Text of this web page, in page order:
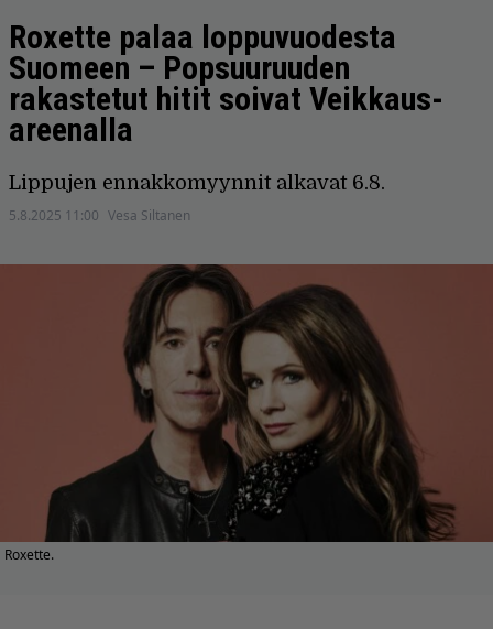
Roxette palaa loppuvuodesta
Suomeen – Popsuuruuden
rakastetut hitit soivat Veikkaus-
areenalla
Lippujen ennakkomyynnit alkavat 6.8.
5.8.2025 11:00 Vesa Siltanen
Roxette.